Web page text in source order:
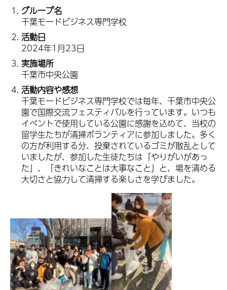
グループ名
千葉モードビジネス専門学校
活動日
2024年1月23日
実施場所
千葉市中央公園
活動内容や感想
千葉モードビジネス専門学校では毎年、千葉市中央公
園で国際交流フェスティバルを行っています。いつも
イベントで使用している公園に感謝を込めて、当校の
留学生たちが清掃ボランティアに参加しました。多く
の方が利用する分、投棄されているゴミが散乱として
いましたが、参加した生徒たちは「やりがいがあっ
た」、「きれいなことは大事なこと」と、場を清める
大切さと協力して清掃する楽しさを学びました。